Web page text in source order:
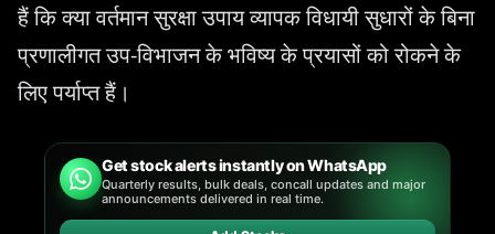
हैं कि क्या वर्तमान सुरक्षा उपाय व्यापक विधायी सुधारों के बिना
प्रणालीगत उप-विभाजन के भविष्य के प्रयासों को रोकने के
लिए पर्याप्त हैं।
Get stock alerts instantly on WhatsApp
Quarterly results, bulk deals, concall updates and major
announcements delivered in real time.